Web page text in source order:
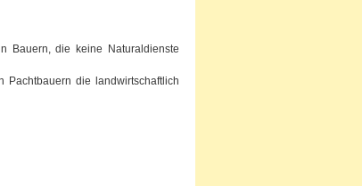
Bauern, die keine Naturaldienste
die landwirtschaftlich